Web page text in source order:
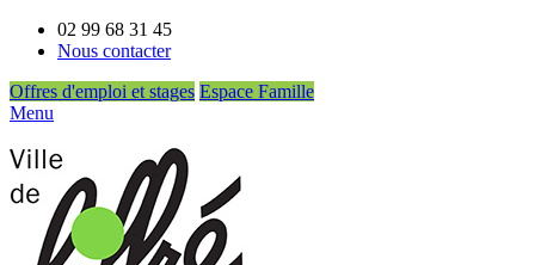
02 99 68 31 45
Nous contacter
Offres d'emploi et stages Espace Famille
Menu